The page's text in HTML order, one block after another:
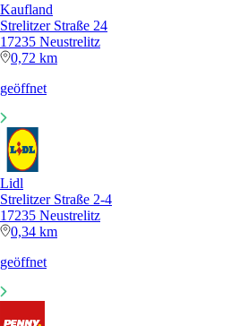
Kaufland
Strelitzer Straße 24
17235 Neustrelitz
0,72 km
geöffnet
Lidl
Strelitzer Straße 2-4
17235 Neustrelitz
0,34 km
geöffnet